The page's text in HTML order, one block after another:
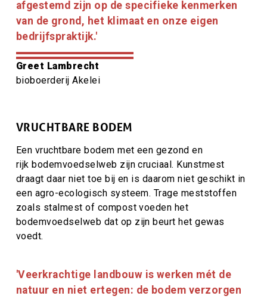
afgestemd zijn op de specifieke kenmerken
van de grond, het klimaat en onze eigen
bedrijfspraktijk.'
Citaat
auteur
Greet Lambrecht
Citaat
bioboerderij Akelei
VRUCHTBARE BODEM
Een vruchtbare bodem met een gezond en
rijk bodemvoedselweb zijn cruciaal. Kunstmest
draagt daar niet toe bij en is daarom niet geschikt in
een agro-ecologisch systeem. Trage meststoffen
zoals stalmest of compost voeden het
bodemvoedselweb dat op zijn beurt het gewas
voedt.
Citaat
tekst
'Veerkrachtige landbouw is werken mét de
natuur en niet ertegen: de bodem verzorgen